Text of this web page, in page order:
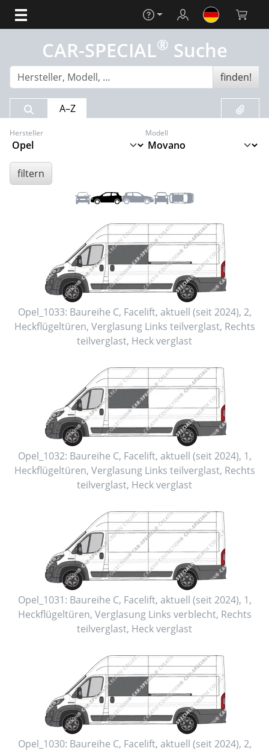
Hilfe Login
CAR-SPECIAL® Suche
finden!
Suchergebnis
A–Z
Hersteller Modell
filtern
FrontLinks RechtsHeckDach
Opel_1033: Baureihe C, Facelift, aktuell (seit 2024), 2,
Heckflügeltüren, Verglasung Links teilverglast, Rechts
teilverglast, Heckverglast
Opel_1032: Baureihe C, Facelift, aktuell (seit 2024), 1,
Heckflügeltüren, Verglasung Links teilverglast, Rechts
teilverglast, Heckverglast
Opel_1031: Baureihe C, Facelift, aktuell (seit 2024), 1,
Heckflügeltüren, Verglasung Links verblecht, Rechts
teilverglast, Heckverglast
Opel_1030: Baureihe C, Facelift, aktuell (seit 2024), 2,